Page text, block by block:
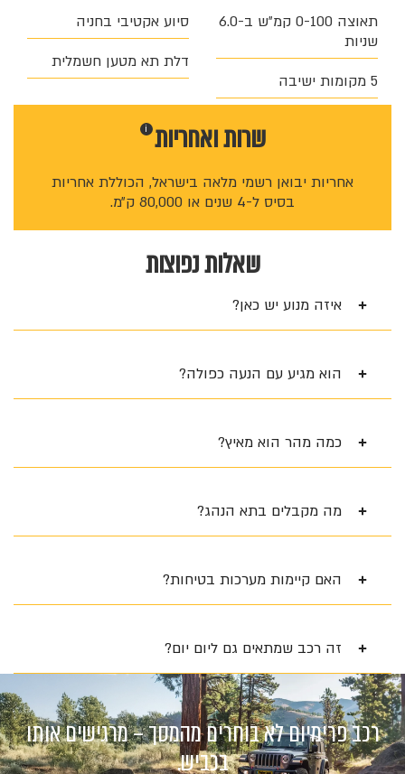
תאוצה 0-100 קמ״ש ב-6.0
שניות
5 מקומות ישיבה
סיוע אקטיבי בחניה
דלת תא מטען חשמלית
שרות ואחריות i
אחריות יבואן רשמי מלאה בישראל, הכוללת אחריות
בסיס ל-4 שנים או 80,000 ק״מ.
שאלות נפוצות
איזה מנוע יש כאן?
הוא מגיע עם הנעה כפולה?
כמה מהר הוא מאיץ?
מה מקבלים בתא הנהג?
האם קיימות מערכות בטיחות?
זה רכב שמתאים גם ליום יום?
רכב פרימיום לא בוחרים מהמסך – מרגישים אותו
בכביש.